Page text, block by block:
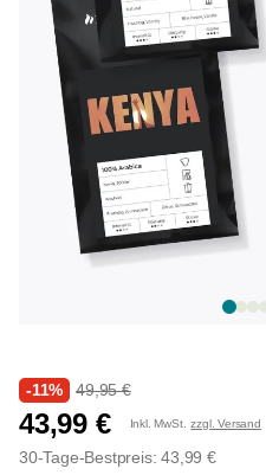
-11% 49,95 €
43,99 € Inkl. MwSt. zzgl. Versand
30-Tage-Bestpreis: 43,99 €